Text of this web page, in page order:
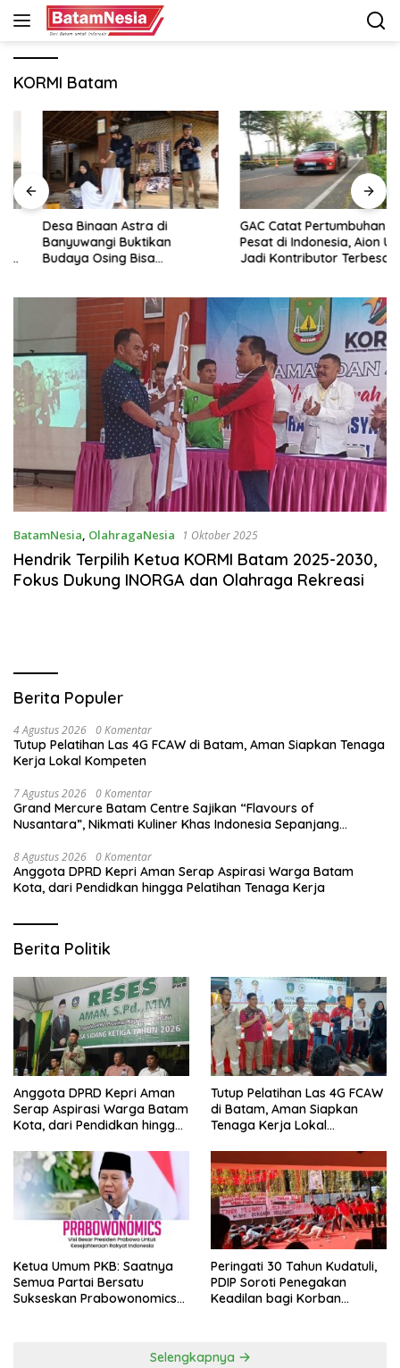
Langsung
KORMI Batam
Desa Binaan Astra di
Banyuwangi Buktikan
Budaya Osing Bisa
GAC Catat Pertumbuhan
Pesat di Indonesia, Aion UT
Jadi Kontributor Terbesar
BatamNesia, OlahragaNesia 1 Oktober 2025
Hendrik Terpilih Ketua KORMI Batam 2025-2030,
Fokus Dukung INORGA dan Olahraga Rekreasi
Berita Populer
4 Agustus 2026 0 Komentar
Tutup Pelatihan Las 4G FCAW di Batam, Aman Siapkan Tenaga
Kerja Lokal Kompeten
7 Agustus 2026 0 Komentar
Grand Mercure Batam Centre Sajikan “Flavours of
Nusantara”, Nikmati Kuliner Khas Indonesia Sepanjang
8 Agustus 2026 0 Komentar
Anggota DPRD Kepri Aman Serap Aspirasi Warga Batam
Kota, dari Pendidkan hingga Pelatihan Tenaga Kerja
Berita Politik
Anggota DPRD Kepri Aman
Serap Aspirasi Warga Batam
Kota, dari Pendidkan hingga
Tutup Pelatihan Las 4G FCAW
di Batam, Aman Siapkan
Tenaga Kerja Lokal
Ketua Umum PKB: Saatnya
Semua Partai Bersatu
Sukseskan Prabowonomics
Peringati 30 Tahun Kudatuli,
PDIP Soroti Penegakan
Keadilan bagi Korban
Selengkapnya